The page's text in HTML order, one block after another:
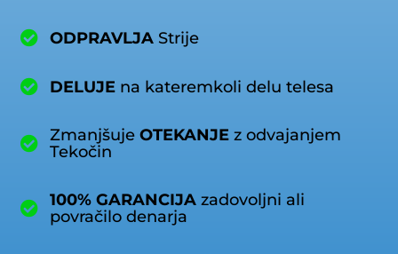
ODPRAVLJA Strije
DELUJE na kateremkoli delu telesa
Zmanjšuje OTEKANJE z odvajanjem
Tekočin
100% GARANCIJA zadovoljni ali
povračilo denarja